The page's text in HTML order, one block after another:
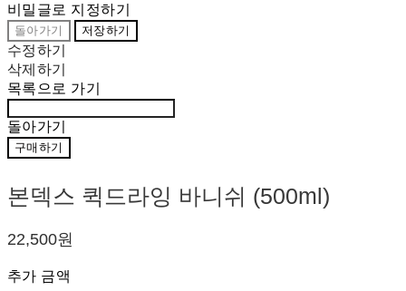
비밀글로 지정하기
돌아가기 저장하기
수정하기
삭제하기
목록으로 가기
돌아가기
구매하기
본덱스 퀵드라잉 바니쉬 (500ml)
22,500원
추가 금액